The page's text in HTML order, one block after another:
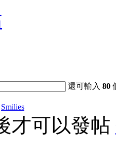
還可輸入80
Smilies
才可以發帖